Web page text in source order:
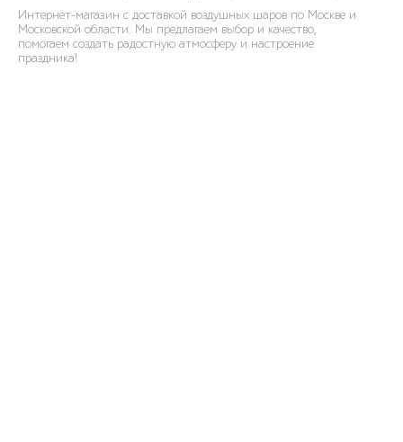
Интернет-магазин с доставкой воздушных шаров по Москве и
Московской области. Мы предлагаем выбор и качество,
помогаем создать радостную атмосферу и настроение
праздника!